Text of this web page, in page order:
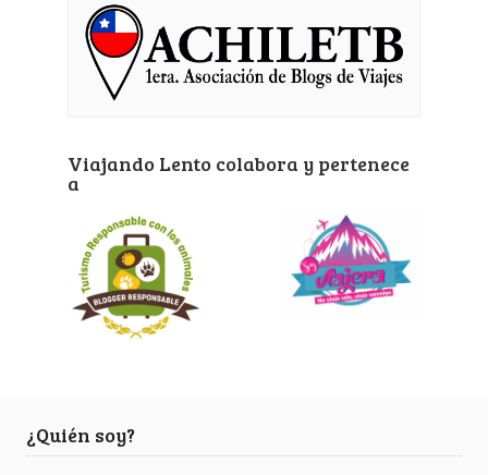
Viajando Lento colabora y pertenece
a
¿Quién soy?